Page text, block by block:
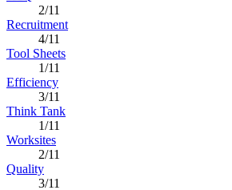
2/11
Recruitment
4/11
Tool Sheets
1/11
Efficiency
3/11
Think Tank
1/11
Worksites
2/11
Quality
3/11